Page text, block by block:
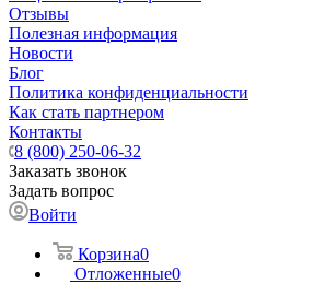
Отзывы
Полезная информация
Новости
Блог
Политика конфиденциальности
Как стать партнером
Контакты
8 (800) 250-06-32
Заказать звонок
Задать вопрос
Войти
Корзина0
Отложенные0